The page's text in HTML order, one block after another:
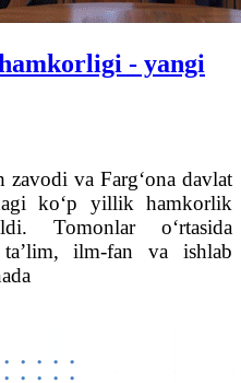
- yangi
zavodi va Farg‘ona davlat
ko‘p yillik hamkorlik
Tomonlar o‘rtasida
ta’lim, ilm-fan va ishlab